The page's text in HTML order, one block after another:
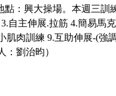
：興大操場。 本週三訓
主伸展.拉筋 4.簡易馬
肌肉訓練 9.互助伸展-(
：劉治昀）